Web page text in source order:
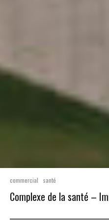
commercial santé
Complexe de la santé –